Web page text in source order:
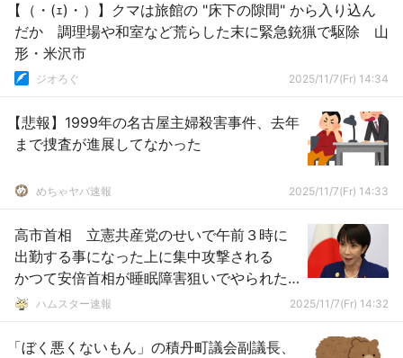
【（・(ｪ)・）】クマは旅館の "床下の隙間" から入り込ん
だか 調理場や和室など荒らした末に緊急銃猟で駆除 山
形・米沢市
ジオろぐ 2025/11/7(Fr) 14:34
【悲報】1999年の名古屋主婦殺害事件、去年
まで捜査が進展してなかった
めちゃヤバ速報 2025/11/7(Fr) 14:33
高市首相 立憲共産党のせいで午前３時に
出勤する事になった上に集中攻撃される
かつて安倍首相が睡眠障害狙いでやられた
あれハムスター速報 2025/11/7(Fr) 14:32
「ぼく悪くないもん」の積丹町議会副議長、